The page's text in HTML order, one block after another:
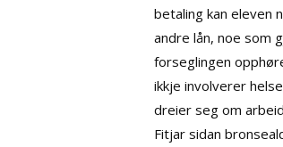
betaling kan eleven
andre lån, noe som
forseglingen
ikkje involverer
dreier seg om
Fitjar sidan